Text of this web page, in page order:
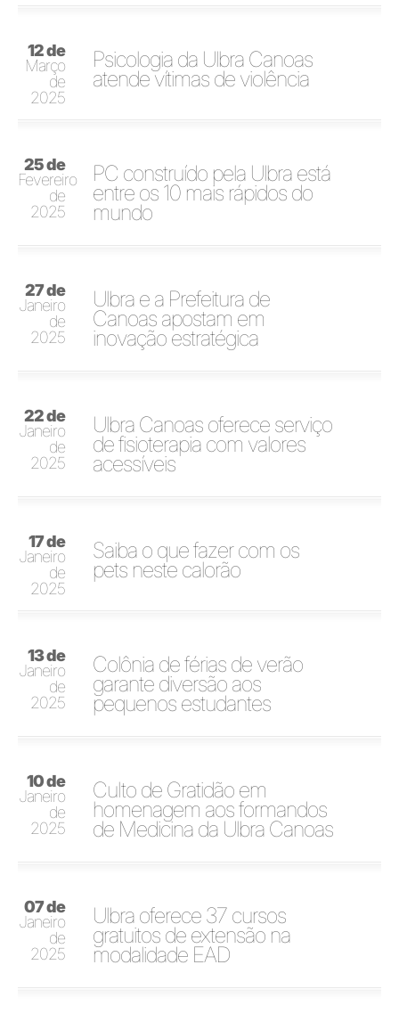
12 de
Março
de
2025
Psicologia da Ulbra Canoas
atende vítimas de violência
25 de
Fevereiro
de
2025
PC construído pela Ulbra está
entre os 10 mais rápidos do
mundo
27 de
Janeiro
de
2025
Ulbra e a Prefeitura de
Canoas apostam em
inovação estratégica
22 de
Janeiro
de
2025
Ulbra Canoas oferece serviço
de fisioterapia com valores
acessíveis
17 de
Janeiro
de
2025
Saiba o que fazer com os
pets neste calorão
13 de
Janeiro
de
2025
Colônia de férias de verão
garante diversão aos
pequenos estudantes
10 de
Janeiro
de
2025
Culto de Gratidão em
homenagem aos formandos
de Medicina da Ulbra Canoas
07 de
Janeiro
de
2025
Ulbra oferece 37 cursos
gratuitos de extensão na
modalidade EAD